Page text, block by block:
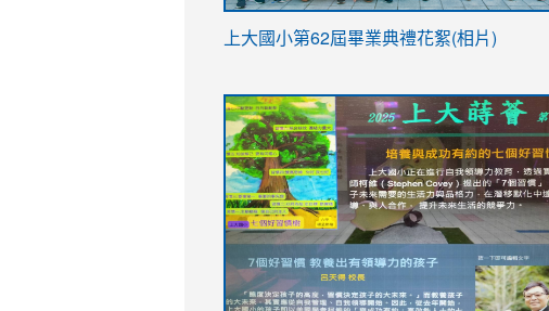
link
YfDQppRvyMk686kIw6SBbssEIZ6WnT/
usp=sharing
上大國小第62屆畢業典禮花絮(相片)
to
https://drive.google.com/file/d/1I-
YfDQppRvyMk686kIw6SBbssEIZ6WnT/
usp=sharing
to
https://sites.google.com/stes.tyc.edu.tw/